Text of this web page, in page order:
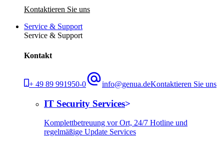
Kontaktieren Sie uns
Service & Support
Service & Support
Kontakt
+ 49 89 991950-0 info@genua.deKontaktieren Sie uns
IT Security Services
Komplettbetreuung vor Ort, 24/7 Hotline und
regelmäßige Update Services